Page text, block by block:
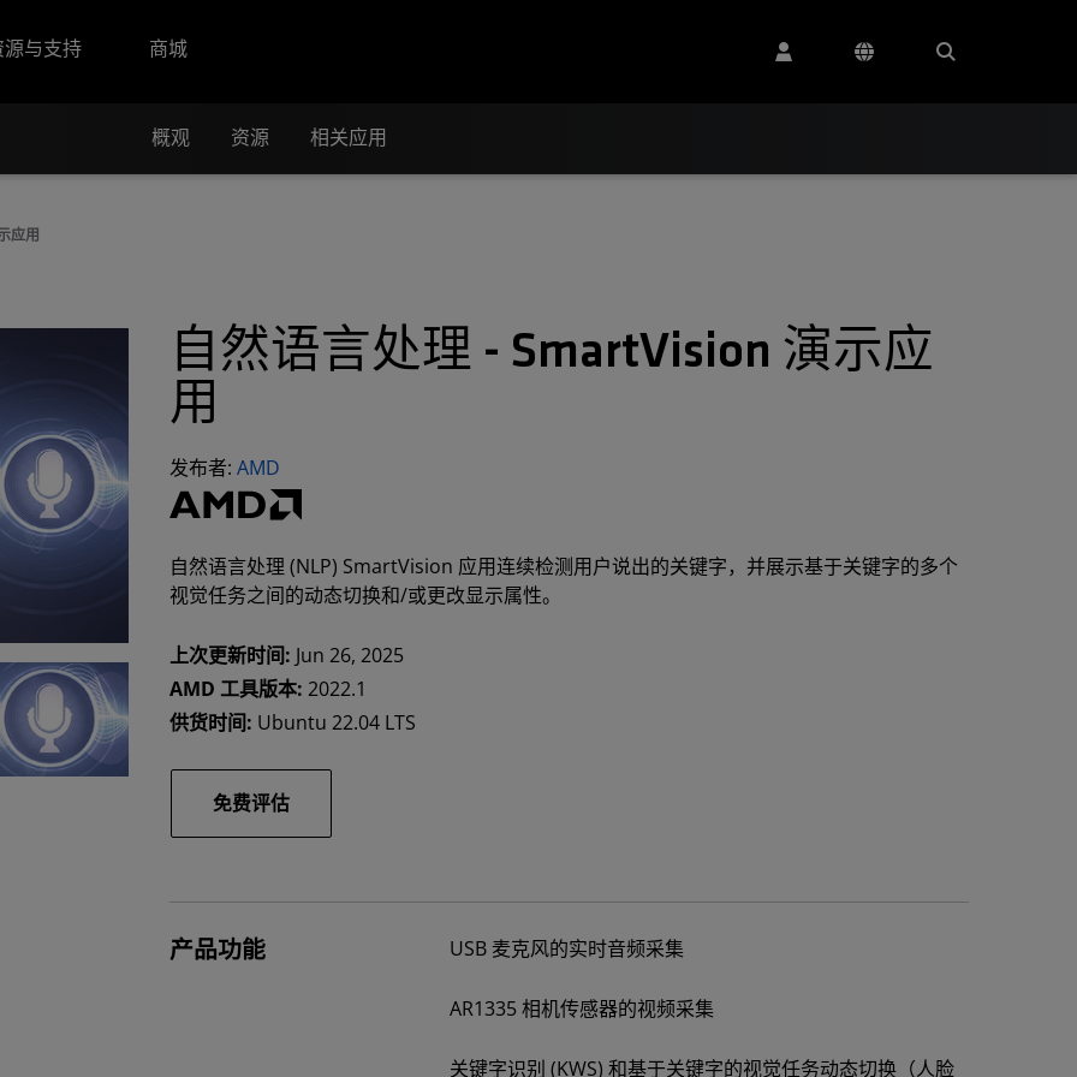
源与支持 商城
概观 资源 相关应用
应用
自然语言处理 - SmartVision 演示应
用
发布者:AMD
自然语言处理 (NLP) SmartVision 应用连续检测用户说出的关键字，并展示基于关键字的多个
视觉任务之间的动态切换和/或更改显示属性。
上次更新时间: Jun 26, 2025
AMD 工具版本:2022.1
供货时间: Ubuntu 22.04 LTS
免费评估
产品功能 USB 麦克风的实时音频采集
AR1335 相机传感器的视频采集
关键字识别 (KWS) 和基于关键字的视觉任务动态切换（人脸